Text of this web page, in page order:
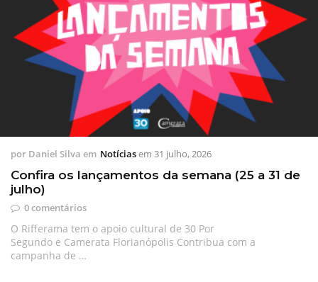
por Daniel Silva em Notíciasem 31 julho, 2026
Confira os lançamentos da semana (25 a 31 de
julho)
0 comentários
O Rifferama tem o apoio cultural de 30 Por
Segundo e Camerata Florianópolis Contribua com a
campanha de …